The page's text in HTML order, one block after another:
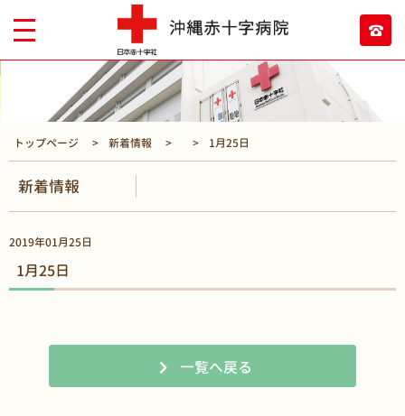
トップページ 新着情報 1月25日
新着情報
2019年01月25日
1月25日
一覧へ戻る